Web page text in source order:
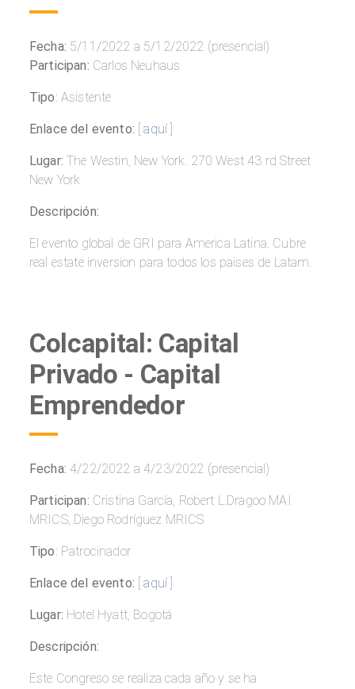
Fecha: 5/11/2022 a 5/12/2022 (presencial)
Participan: Carlos Neuhaus
Tipo: Asistente
Enlace del evento: [aquí
Lugar:The Westin, New York. 270 West 43 rd Street
New York
Descripción:
El evento global de GRI para America Latina. Cubre
real estate inversion para todos los paises de Latam.
Colcapital: Capital
Privado - Capital
Emprendedor
Fecha: 4/22/2022 a 4/23/2022 (presencial)
Participan: Cristina García, Robert L.Dragoo MAI
MRICS, Diego Rodríguez MRICS
Tipo: Patrocinador
Enlace del evento: [aquí
Lugar: Hotel Hyatt, Bogotá
Descripción:
Este Congreso se realiza cada año y se ha